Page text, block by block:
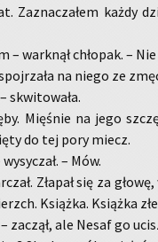
Za­zna­cza­łem każdy
– wark­nął chło­pak. –
na niego ze
skwi­to­wa­ła.
Mię­śnie na jego
do tej pory miecz.
– Mów.
Zła­pał się za
Książ­ka. Książ­ka
ale Nesaf go